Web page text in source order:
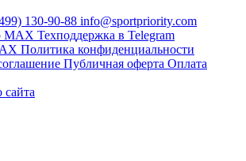
130-90-88 info@sportpriority.com
MAX Техподдержка в Telegram
Политика конфиденциальности
Публичная оферта Оплата
сайта